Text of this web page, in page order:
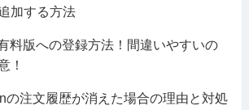
加する方法
料版への登録方法！間違いやすいの
！
の注文履歴が消えた場合の理由と対処